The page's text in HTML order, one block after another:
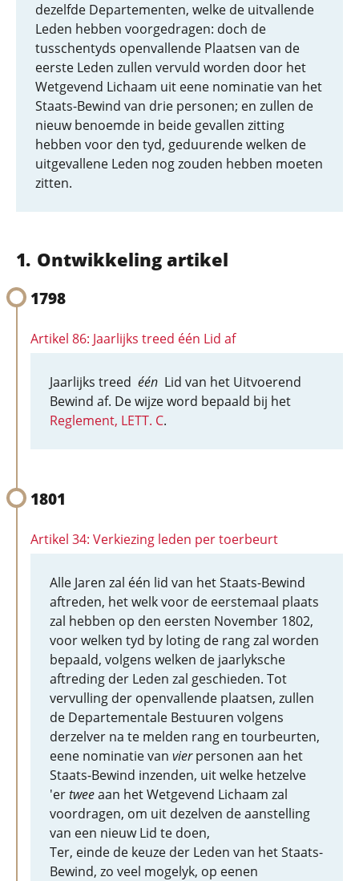
dezelfde Departementen, welke de uitvallende
Leden hebben voorgedragen: doch de
tusschentyds openvallende Plaatsen van de
eerste Leden zullen vervuld worden door het
Wetgevend Lichaam uit eene nominatie van het
Staats-Bewind van drie personen; en zullen de
nieuw benoemde in beide gevallen zitting
hebben voor den tyd, geduurende welken de
uitgevallene Leden nog zouden hebben moeten
zitten.
Ontwikkeling artikel
1798
Artikel 86: Jaarlijks treed één Lid af
Jaarlijks treed één Lid van het Uitvoerend
Bewind af. De wijze word bepaald bij het
Reglement, LETT. C.
1801
Artikel 34: Verkiezing leden per toerbeurt
Alle Jaren zal één lid van het Staats-Bewind
aftreden, het welk voor de eerstemaal plaats
zal hebben op den eersten November 1802,
voor welken tyd by loting de rang zal worden
bepaald, volgens welken de jaarlyksche
aftreding der Leden zal geschieden. Tot
vervulling der openvallende plaatsen, zullen
de Departementale Bestuuren volgens
derzelver na te melden rang en tourbeurten,
eene nominatie van vierpersonen aan het
Staats-Bewind inzenden, uit welke hetzelve
'ertweeaan het Wetgevend Lichaam zal
voordragen, om uit dezelven de aanstelling
van een nieuw Lid te doen,
Ter, einde de keuze der Leden van het Staats-
Bewind, zo veel mogelyk, op eenen